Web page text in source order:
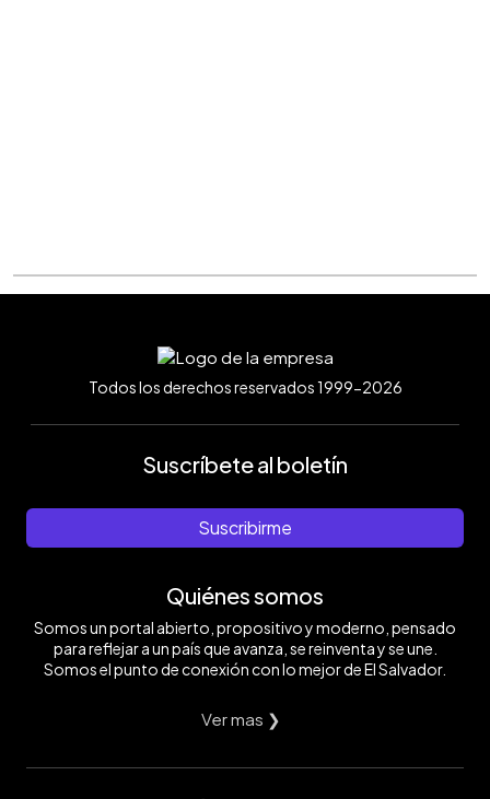
Todos los derechos reservados 1999-2026
Suscríbete al boletín
Suscribirme
Quiénes somos
Somos un portal abierto, propositivo y moderno, pensado
para reflejar a un país que avanza, se reinventa y se une.
Somos el punto de conexión con lo mejor de El Salvador.
Ver mas ❯